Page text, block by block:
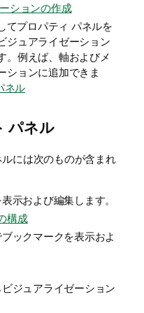
ションの作成
てプロパティ パネルを
ジュアライゼーション
。例えば、軸およびメ
ションに追加できま
ネル
パネル
には次のものが含まれ
示および編集します。
構成
ックマークを表示およ
ジュアライゼーション